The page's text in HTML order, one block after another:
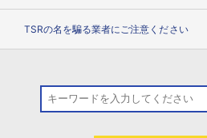
TSRの名を騙る業者にご注意ください